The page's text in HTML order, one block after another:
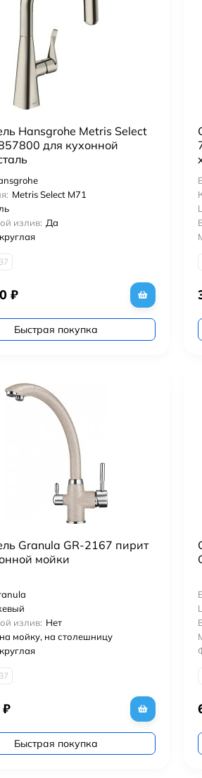
Hansgrohe Metris Select
для кухонной
Metris Select M71
излив: Да
₽
Быстрая покупка
Granula GR-2167 пирит
мойки
излив: Нет
на мойку, на столешницу
₽
Быстрая покупка